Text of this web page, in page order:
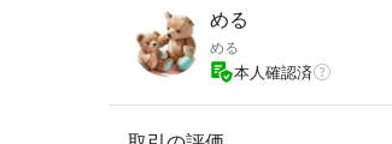
める
める
本人確認済